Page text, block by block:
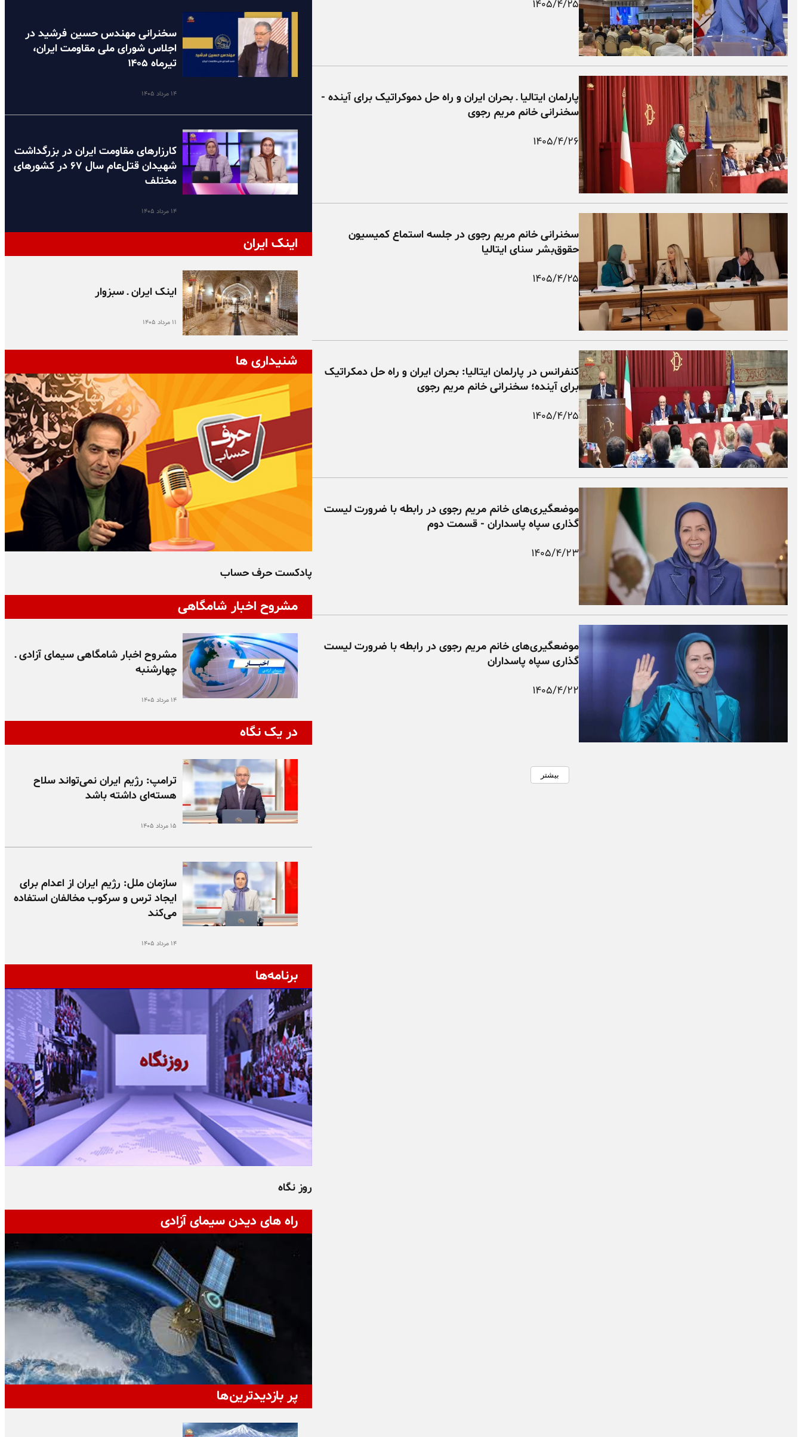
۱۴۰۵/۴/۲۵
پارلمان ایتالیا ـ بحران ایران و راه حل دموکراتیک برای آینده -
سخنرانی خانم مریم رجوی
۱۴۰۵/۴/۲۶
سخنرانی خانم مریم رجوی در جلسه استماع کمیسیون
حقوق‌بشر سنای ایتالیا
۱۴۰۵/۴/۲۵
کنفرانس در پارلمان ایتالیا: بحران ایران و راه حل دمکراتیک
برای آینده؛ سخنرانی خانم مریم رجوی
۱۴۰۵/۴/۲۵
موضعگیری‌های خانم مریم رجوی در رابطه با ضرورت لیست
گذاری سپاه پاسداران - قسمت دوم
۱۴۰۵/۴/۲۳
موضعگیری‌های خانم مریم رجوی در رابطه با ضرورت لیست
گذاری سپاه پاسداران
۱۴۰۵/۴/۲۲
بیشتر
سخنرانی مهندس حسین فرشید در
اجلاس شورای ملی مقاومت ایران،
تیرماه ۱۴۰۵
۱۴ مرداد ۱۴۰۵
کارزارهای مقاومت ایران در بزرگداشت
شهیدان قتل‌عام سال ۶۷ در کشورهای
مختلف
۱۴ مرداد ۱۴۰۵
اینک ایران
اینک ایران ـ سبزوار
۱۱ مرداد ۱۴۰۵
شنیداری ها
پادکست حرف حساب
مشروح اخبار شامگاهی
مشروح اخبار شامگاهی سیمای آزادی ـ
چهارشنبه
۱۴ مرداد ۱۴۰۵
در یک نگاه
ترامپ: رژیم ایران نمی‌تواند سلاح
هسته‌ای داشته باشد
۱۵ مرداد ۱۴۰۵
سازمان ملل: رژیم ایران از اعدام برای
ایجاد ترس و سرکوب مخالفان استفاده
می‌کند
۱۴ مرداد ۱۴۰۵
برنامه‌ها
روز نگاه
راه های دیدن سیمای آزادی
پر بازدیدترین‌ها